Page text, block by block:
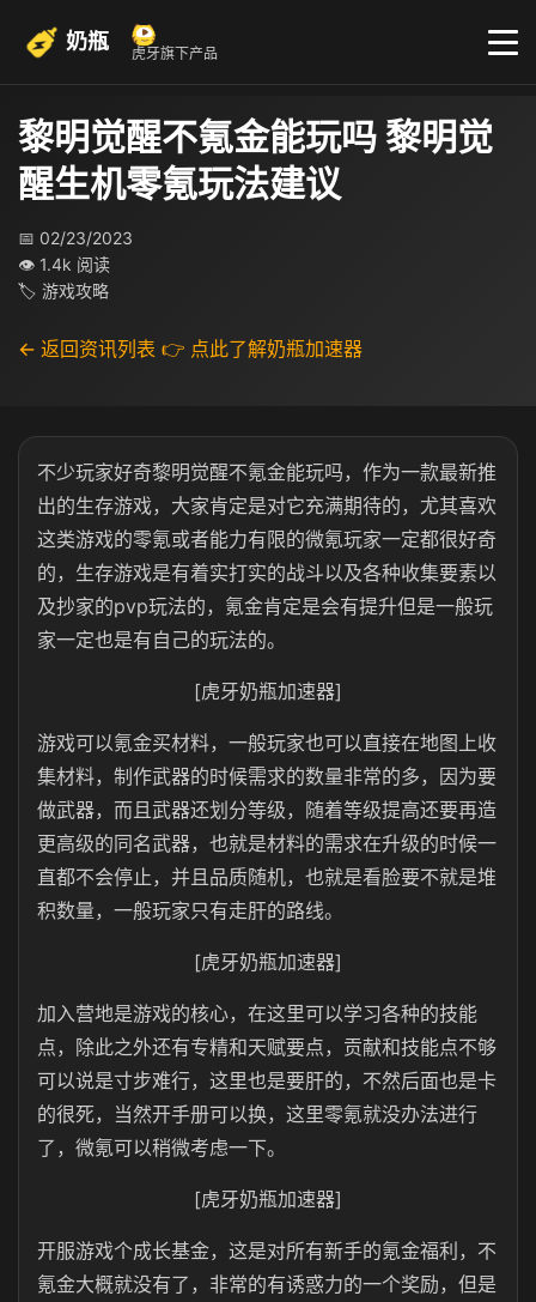
奶瓶 虎牙旗下产品
黎明觉醒不氪金能玩吗 黎明觉
醒生机零氪玩法建议
📅 02/23/2023
👁 1.4k 阅读
🏷 游戏攻略
← 返回资讯列表 👉 点此了解奶瓶加速器
不少玩家好奇黎明觉醒不氪金能玩吗，作为一款最新推
出的生存游戏，大家肯定是对它充满期待的，尤其喜欢
这类游戏的零氪或者能力有限的微氪玩家一定都很好奇
的，生存游戏是有着实打实的战斗以及各种收集要素以
及抄家的pvp玩法的，氪金肯定是会有提升但是一般玩
家一定也是有自己的玩法的。
[虎牙奶瓶加速器]
游戏可以氪金买材料，一般玩家也可以直接在地图上收
集材料，制作武器的时候需求的数量非常的多，因为要
做武器，而且武器还划分等级，随着等级提高还要再造
更高级的同名武器，也就是材料的需求在升级的时候一
直都不会停止，并且品质随机，也就是看脸要不就是堆
积数量，一般玩家只有走肝的路线。
[虎牙奶瓶加速器]
加入营地是游戏的核心，在这里可以学习各种的技能
点，除此之外还有专精和天赋要点，贡献和技能点不够
可以说是寸步难行，这里也是要肝的，不然后面也是卡
的很死，当然开手册可以换，这里零氪就没办法进行
了，微氪可以稍微考虑一下。
[虎牙奶瓶加速器]
开服游戏个成长基金，这是对所有新手的氪金福利，不
氪金大概就没有了，非常的有诱惑力的一个奖励，但是